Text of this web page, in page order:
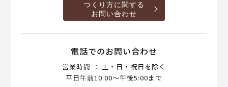
つくり方に関する
お問い合わせ
電話でのお問い合わせ
営業時間 ： 土・日・祝日を除く
平日午前10:00～午後5:00まで